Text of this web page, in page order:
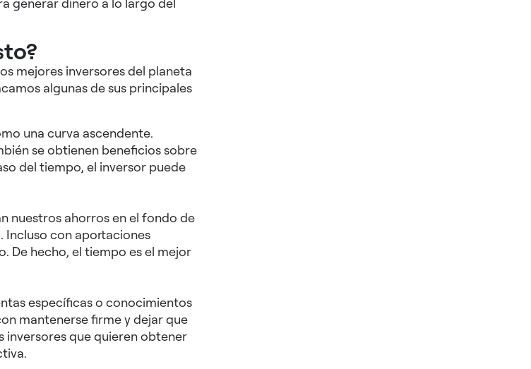
generar dinero a lo largo del
mejores inversores del planeta
algunas de sus principales
una curva ascendente.
se obtienen beneficios sobre
del tiempo, el inversor puede
nuestros ahorros en el fondo de
Incluso con aportaciones
De hecho, el tiempo es el mejor
específicas o conocimientos
mantenerse firme y dejar que
inversores que quieren obtener